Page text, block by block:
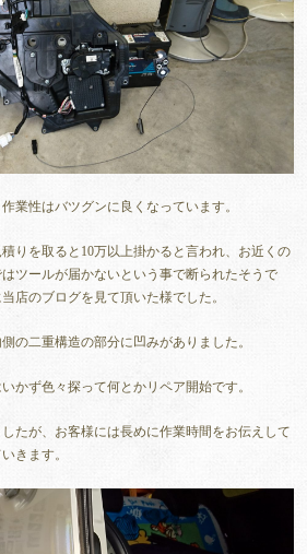
業性はバツグンに良くなっています。
りを取ると10万以上掛かると言われ、お近くの
ツールが届かないという事で断られたそうで
店のブログを見て頂いた様でした。
の二重構造の部分に凹みがありました。
かず色々探って何とかリペア開始です。
たが、お客様には長めに作業時間をお伝えして
きます。